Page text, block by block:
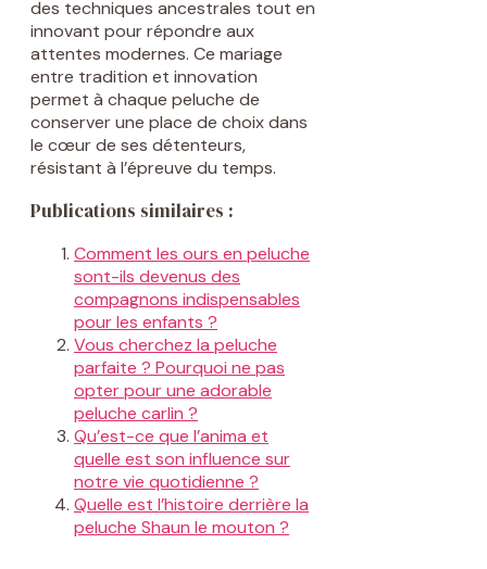
des techniques ancestrales tout en
innovant pour répondre aux
attentes modernes. Ce mariage
entre tradition et innovation
permet à chaque peluche de
conserver une place de choix dans
le cœur de ses détenteurs,
résistant à l’épreuve du temps.
Publications similaires :
Comment les ours en peluche
sont-ils devenus des
compagnons indispensables
pour les enfants ?
Vous cherchez la peluche
parfaite ? Pourquoi ne pas
opter pour une adorable
peluche carlin ?
Qu’est-ce que l’anima et
quelle est son influence sur
notre vie quotidienne ?
Quelle est l’histoire derrière la
peluche Shaun le mouton ?